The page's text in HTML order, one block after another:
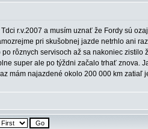
r.v.2007 a musím uznať že Fordy sú
pri skušobnej jazde netrhlo ani
rôznych servisoch až sa nakoniec
super ale po týždni začalo trhať znova.
mám najazdené okolo 200 000 km zatiaľ